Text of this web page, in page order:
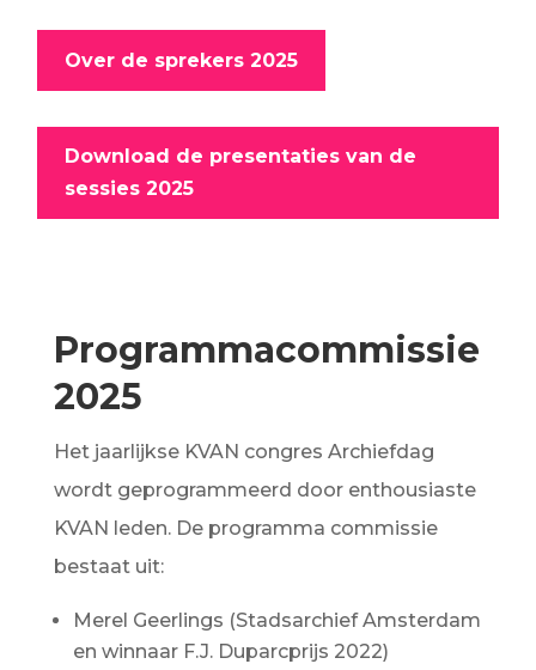
Over de sprekers 2025
Download de presentaties van de
sessies 2025
Programmacommissie
2025
Het jaarlijkse KVAN congres Archiefdag
wordt geprogrammeerd door enthousiaste
KVAN leden. De programma commissie
bestaat uit:
Merel Geerlings (Stadsarchief Amsterdam
en winnaar F.J. Duparcprijs 2022)